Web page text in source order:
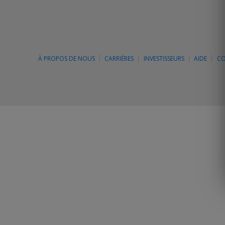
À PROPOS DE NOUS CARRIÈRES INVESTISSEURS AIDE